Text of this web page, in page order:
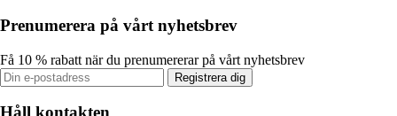
Prenumerera på vårt nyhetsbrev
Få 10 % rabatt när du prenumererar på vårt nyhetsbrev
Registrera dig